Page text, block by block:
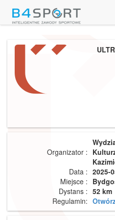
Organizator :
Data : 2025-
Miejsce :
Dystans : 52 km
Regulamin: